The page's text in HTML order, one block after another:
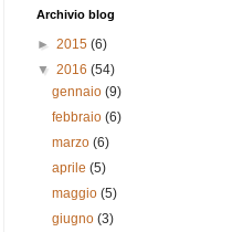
Archivio blog
► 2015 (6)
▼ 2016 (54)
gennaio(9)
febbraio(6)
marzo(6)
aprile(5)
maggio(5)
giugno(3)